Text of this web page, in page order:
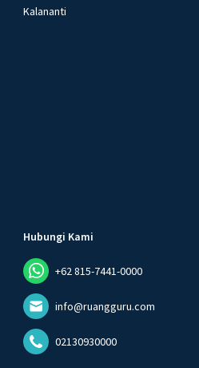
Kalananti
Hubungi Kami
+62 815-7441-0000
info@ruangguru.com
02130930000